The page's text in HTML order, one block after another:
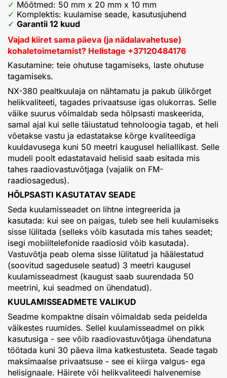
Mõõtmed: 50 mm x 20 mm x 10 mm
Komplektis: kuulamise seade, kasutusjuhend
Garantii 12 kuud
Vajad kiiret sama päeva (ja nädalavahetuse)
kohaletoimetamist? Helistage +37120484176
Kasutamine: teie ohutuse tagamiseks, laste ohutuse
tagamiseks.
NX-380 pealtkuulaja on nähtamatu ja pakub ülikõrget
helikvaliteeti, tagades privaatsuse igas olukorras. Selle
väike suurus võimaldab seda hõlpsasti maskeerida,
samal ajal kui selle täiustatud tehnoloogia tagab, et heli
võetakse vastu ja edastatakse kõrge kvaliteediga
kuuldavusega kuni 50 meetri kaugusel heliallikast. Selle
mudeli poolt edastatavaid helisid saab esitada mis
tahes raadiovastuvõtjaga (vajalik on FM-
raadiosagedus).
HÕLPSASTI KASUTATAV SEADE
Seda kuulamisseadet on lihtne integreerida ja
kasutada: kui see on paigas, tuleb see heli kuulamiseks
sisse lülitada (selleks võib kasutada mis tahes seadet;
isegi mobiiltelefonide raadiosid võib kasutada).
Vastuvõtja peab olema sisse lülitatud ja häälestatud
(soovitud sagedusele seatud) 3 meetri kaugusel
kuulamisseadmest (kaugust saab suurendada 50
meetrini, kui seadmed on ühendatud).
KUULAMISSEADMETE VALIKUD
Seadme kompaktne disain võimaldab seda peidelda
väikestes ruumides. Sellel kuulamisseadmel on pikk
kasutusiga - see võib raadiovastuvõtjaga ühendatuna
töötada kuni 30 päeva ilma katkestusteta. Seade tagab
maksimaalse privaatsuse - see ei kiirga valgus- ega
helisignaale. Häirete või helikvaliteedi halvenemise